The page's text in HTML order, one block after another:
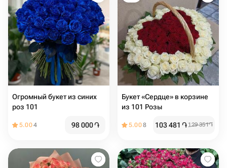
Огромный букет из синих
роз 101
5.004 98 000֏
Букет «Сердце» в корзине
из 101 Розы
5.008 103 481 ֏ 129 351֏